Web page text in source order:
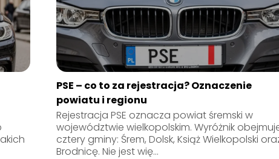
PSE – co to za rejestracja? Oznaczenie
powiatu i regionu
Rejestracja PSE oznacza powiat śremski w
województwie wielkopolskim. Wyróżnik
cztery gminy: Śrem, Dolsk, Książ Wielkopolski
Brodnicę. Nie jest wię...